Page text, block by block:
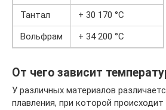
Тантал
+ 30 170 °C
Вольфрам
+ 34 200 °C
От чего зависит
У различных материалов
плавления, при которой происходит